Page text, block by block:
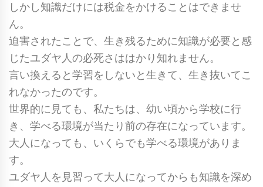
しかし知識だけには税金をかけることはできませ
ん。
迫害されたことで、生き残るために知識が必要と感
じたユダヤ人の必死さははかり知れません。
言い換えると学習をしないと生きて、生き抜いてこ
れなかったのです。
世界的に見ても、私たちは、幼い頃から学校に行
き、学べる環境が当たり前の存在になっています。
大人になっても、いくらでも学べる環境がありま
す。
ユダヤ人を見習って大人になってからも知識を深め